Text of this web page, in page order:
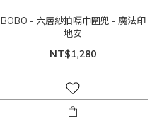
BOBO - 六層紗拍嗝巾圍兜 - 魔法印
地安
NT$1,280